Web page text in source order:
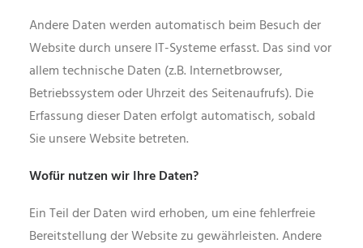
Andere Daten werden automatisch beim Besuch der
Website durch unsere IT-Systeme erfasst. Das sind vor
allem technische Daten (z.B. Internetbrowser,
Betriebssystem oder Uhrzeit des Seitenaufrufs). Die
Erfassung dieser Daten erfolgt automatisch, sobald
Sie unsere Website betreten.
Wofür nutzen wir Ihre Daten?
Ein Teil der Daten wird erhoben, um eine fehlerfreie
Bereitstellung der Website zu gewährleisten. Andere